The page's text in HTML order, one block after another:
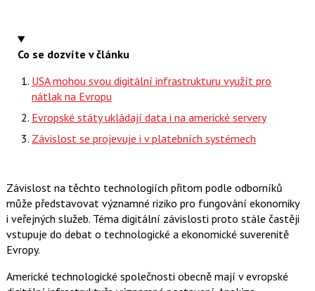
Co se dozvíte v článku
USA mohou svou digitální infrastrukturu využít pro
nátlak na Evropu
Evropské státy ukládají data i na americké servery
Závislost se projevuje i v platebních systémech
Závislost na těchto technologiích přitom podle odborníků
může představovat významné riziko pro fungování ekonomiky
i veřejných služeb. Téma digitální závislosti proto stále častěji
vstupuje do debat o technologické a ekonomické suverenitě
Evropy.
Americké technologické společnosti obecně mají v evropské